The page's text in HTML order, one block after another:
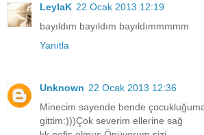
LeylaK 22 Ocak 2013 12:19
bayıldım bayıldım bayıldımmmmm
Yanıtla
Unknown 22 Ocak 2013 12:36
Minecim sayende bende
gittim:)))Çok severim ellerine sağ